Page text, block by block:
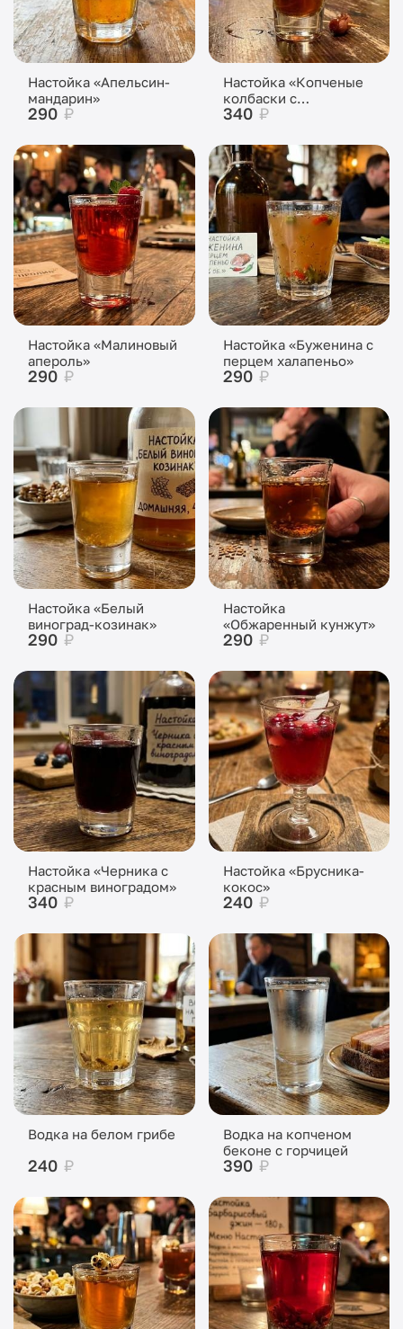
Настойка «Апельсин-
мандарин»
290 ₽
Настойка «Копченые
колбаски с
карамелью»
340 ₽
Настойка «Малиновый
апероль»
290 ₽
Настойка «Буженина с
перцем халапеньо»
290 ₽
Настойка «Белый
виноград-козинак»
290 ₽
Настойка
«Обжаренный кунжут»
290 ₽
Настойка «Черника с
красным виноградом»
340 ₽
Настойка «Брусника-
кокос»
240 ₽
Водка на белом грибе
240 ₽
Водка на копченом
беконе с горчицей
390 ₽